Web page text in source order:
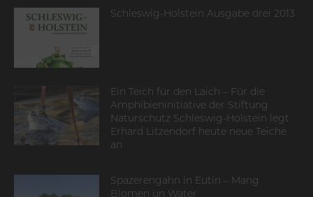
Schleswig-Holstein Ausgabe drei 2013
Ein Teich für den Laich – Für die
Amphibieninitiative der Stiftung
Naturschutz Schleswig-Holstein legt
Erhard Litzendorf heute neue Teiche
an
Spazerengahn in Eutin – Mang
Blomen un Water